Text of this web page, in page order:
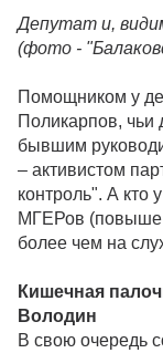
Депутат и,
(фото -
Помощником у
Поликарпов, чьи
бывшим
– активистом
контроль". А кто
МГЕРов (повыше
более чем на
Кишечная
Володин
В свою очередь